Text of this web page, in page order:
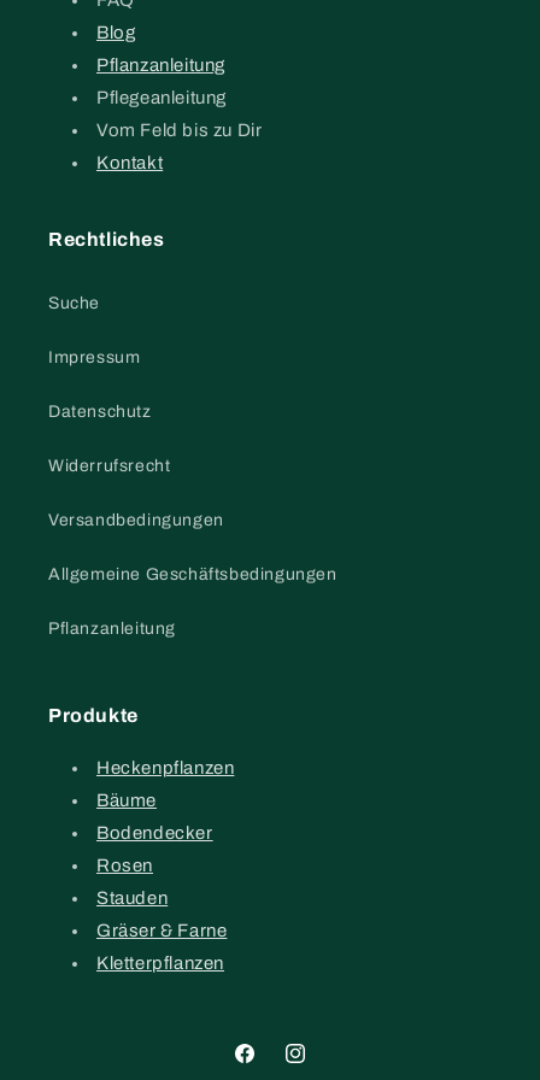
Blog
Pflanzanleitung
Pflegeanleitung
Vom Feld bis zu Dir
Kontakt
Rechtliches
Suche
Impressum
Datenschutz
Widerrufsrecht
Versandbedingungen
Allgemeine Geschäftsbedingungen
Pflanzanleitung
Produkte
Heckenpflanzen
Bäume
Bodendecker
Rosen
Stauden
Gräser & Farne
Kletterpflanzen
FacebookInstagram